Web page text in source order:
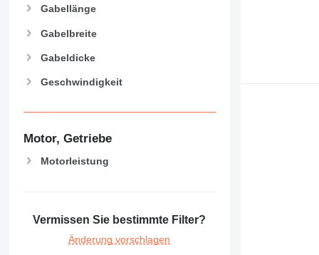
Gabellänge
Gabelbreite
Gabeldicke
Geschwindigkeit
Motor, Getriebe
Motorleistung
Vermissen Sie bestimmte Filter?
Änderung vorschlagen